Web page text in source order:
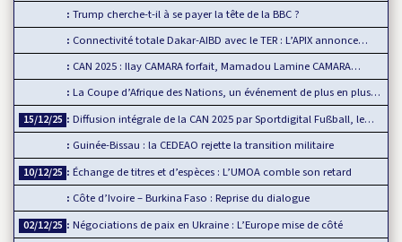
Trump cherche-t-il à se payer la tête de la BBC ?
Connectivité totale Dakar-AIBD avec le TER : L’APIX annonce…
CAN 2025 : Ilay CAMARA forfait, Mamadou Lamine CAMARA…
La Coupe d’Afrique des Nations, un événement de plus en plus…
15/12/25
Diffusion intégrale de la CAN 2025 par Sportdigital Fußball, le…
Guinée-Bissau : la CEDEAO rejette la transition militaire
10/12/25
Échange de titres et d’espèces : L’UMOA comble son retard
Côte d’Ivoire – Burkina Faso : Reprise du dialogue
02/12/25
Négociations de paix en Ukraine : L’Europe mise de côté